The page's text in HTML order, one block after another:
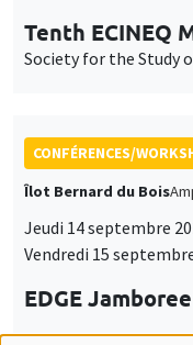
Tenth ECINEQ
Society for the Study
CONFÉRENCES/
Îlot Bernard du Bois
Jeudi 14 septembre
Vendredi 15
EDGE Jamboree